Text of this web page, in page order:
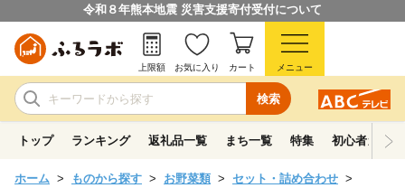
令和８年熊本地震 災害支援寄付受付について
検索
上限額 お気に入り カート メニュー
トップ ランキング 返礼品一覧 まち一覧 特集 初心者ガイド
ホーム ものから探す お野菜類
セット・詰め合わせ